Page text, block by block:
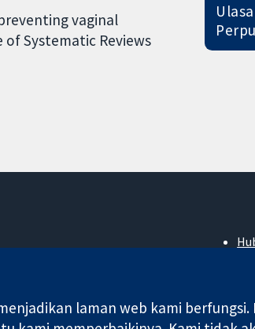
vaginal
Systematic Reviews
laman web kami berfungsi.